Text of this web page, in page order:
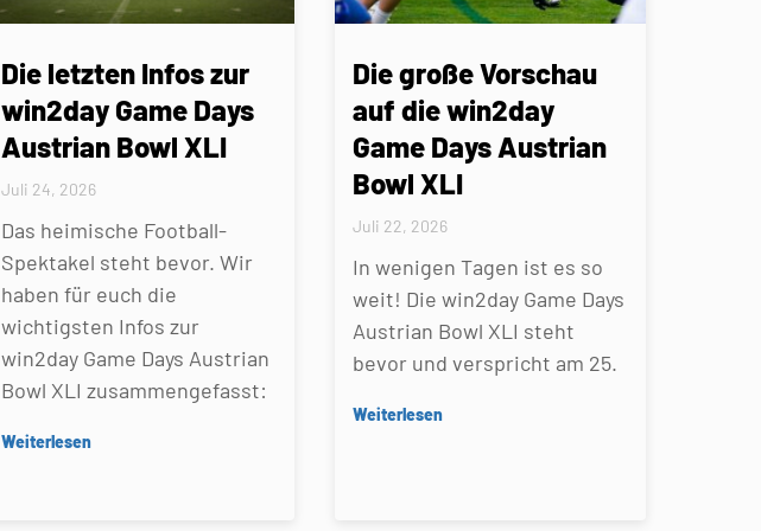
Die letzten Infos zur
win2day Game Days
Austrian Bowl XLI
Juli 24, 2026
Das heimische Football-
Spektakel steht bevor. Wir
haben für euch die
wichtigsten Infos zur
win2day Game Days Austrian
Bowl XLI zusammengefasst:
Weiterlesen
Die große Vorschau
auf die win2day
Game Days Austrian
Bowl XLI
Juli 22, 2026
In wenigen Tagen ist es so
weit! Die win2day Game Days
Austrian Bowl XLI steht
bevor und verspricht am 25.
Weiterlesen